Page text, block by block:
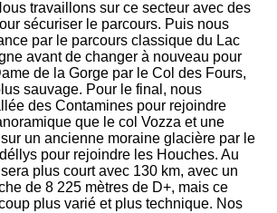
travaillons sur ce secteur avec des
sécuriser le parcours. Puis nous
par le parcours classique du Lac
avant de changer à nouveau pour
de la Gorge par le Col des Fours,
sauvage. Pour le final, nous
des Contamines pour rejoindre
que le col Vozza et une
un ancienne moraine glacière par le
pour rejoindre les Houches. Au
plus court avec 130 km, avec un
de 8 225 mètres de D+, mais ce
plus varié et plus technique. Nos